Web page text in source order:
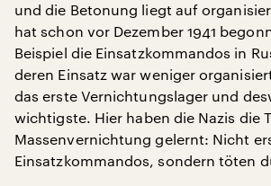
und die Betonung liegt auf
hat schon vor Dezember 1941
Beispiel die Einsatzkommandos in
deren Einsatz war weniger
das erste Vernichtungslager und
wichtigste. Hier haben die Nazis die
Massenvernichtung gelernt: Nicht
Einsatzkommandos, sondern töten